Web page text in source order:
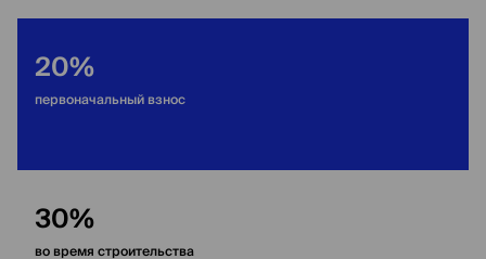
20%
первоначальный взнос
30%
во время строительства